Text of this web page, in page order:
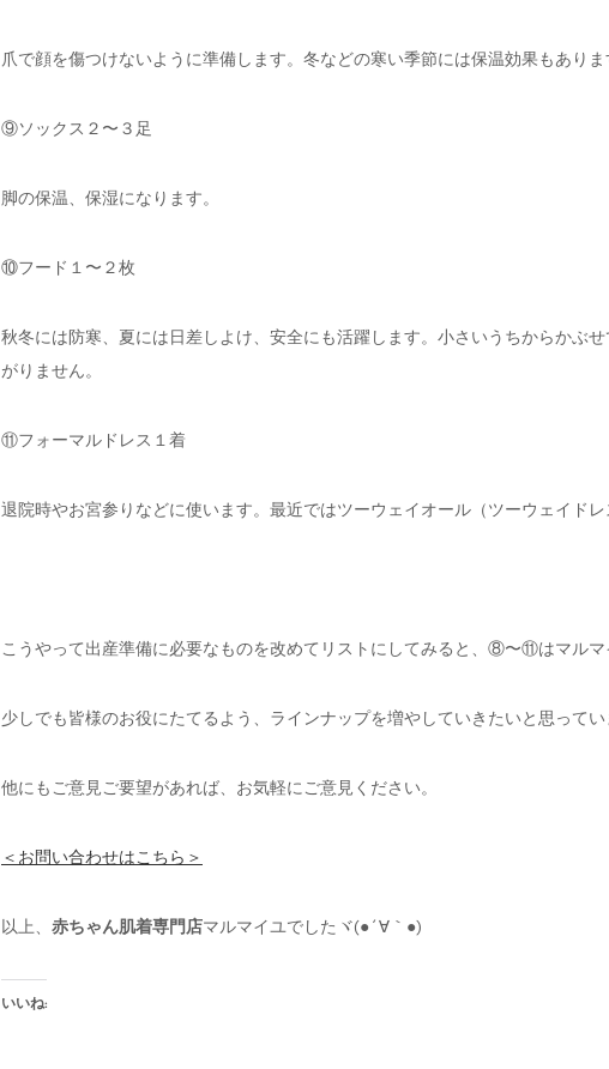
爪で顔を傷つけないように準備します。冬などの寒い季節には保温効果もありま
⑨ソックス２〜３足
脚の保温、保湿になります。
⑩フード１〜２枚
秋冬には防寒、夏には日差しよけ、安全にも活躍します。小さいうちからかぶ
がりません。
⑪フォーマルドレス１着
退院時やお宮参りなどに使います。最近ではツーウェイオール（ツーウェイド
こうやって出産準備に必要なものを改めてリストにしてみると、⑧〜⑪はマルマ
少しでも皆様のお役にたてるよう、ラインナップを増やしていきたいと思って
他にもご意見ご要望があれば、お気軽にご意見ください。
＜お問い合わせはこちら＞
以上、 赤ちゃん肌着専門店マルマイユでしたヾ(●´∀｀●)
いいね: